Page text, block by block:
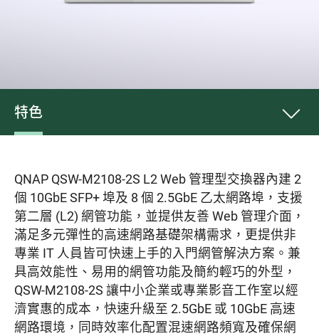
特色
QNAP QSW-M2108-2S L2 Web 管理型交換器內建 2
個 10GbE SFP+ 埠及 8 個 2.5GbE 乙太網路埠，支援
第二層 (L2) 網管功能，並提供友善 Web 管理介面，
滿足多元彈性的高速網路基礎架構需求，更提供非
專業 IT 人員皆可快速上手的入門網管解決方案。兼
具高效能性、易用的網管功能及簡約輕巧的外型，
QSW-M2108-2S 讓中小企業或專業影音工作室以經
濟實惠的成本，快速升級至 2.5GbE 或 10GbE 高速
網路環境，同時效率化配置混速網路頻寬及確保網